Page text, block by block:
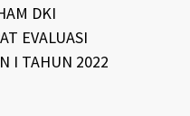
DKI
EVALUASI
I TAHUN 2022